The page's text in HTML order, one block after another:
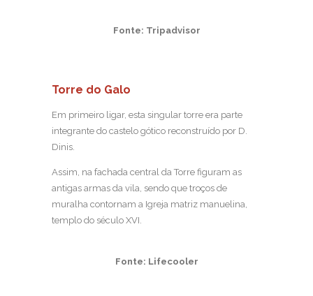
Fonte: Tripadvisor
Torre do Galo
Em primeiro ligar, esta singular torre era parte
integrante do castelo gótico reconstruído por D.
Dinis.
Assim, na fachada central da Torre figuram as
antigas armas da vila, sendo que troços de
muralha contornam a Igreja matriz manuelina,
templo do século XVI.
Fonte: Lifecooler